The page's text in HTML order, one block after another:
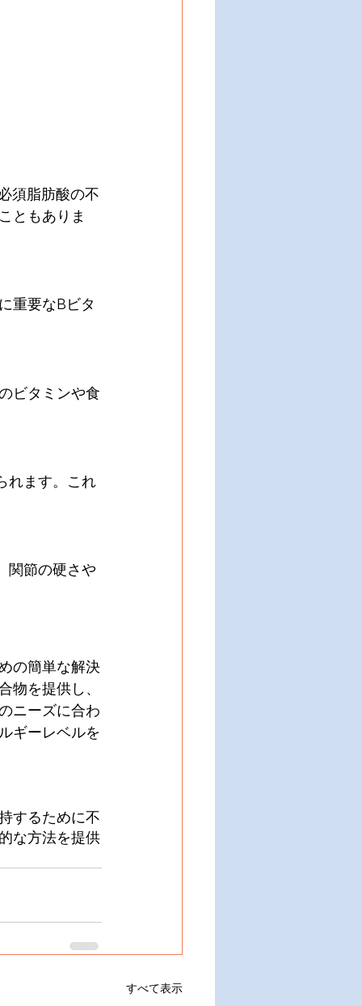
須脂肪酸の不
ともありま
重要なBビタ
ビタミンや食
れます。これ
関節の硬さや
の簡単な解決
物を提供し、
ニーズに合わ
ギーレベルを
するために不
な方法を提供
すべて表示